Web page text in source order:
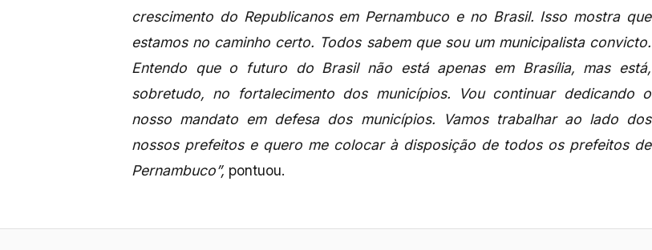
crescimento do Republicanos em Pernambuco e no Brasil. Isso mostra que
estamos no caminho certo. Todos sabem que sou um municipalista convicto.
Entendo que o futuro do Brasil não está apenas em Brasília, mas está,
sobretudo, no fortalecimento dos municípios. Vou continuar dedicando o
nosso mandato em defesa dos municípios. Vamos trabalhar ao lado dos
nossos prefeitos e quero me colocar à disposição de todos os prefeitos de
Pernambuco”, pontuou.